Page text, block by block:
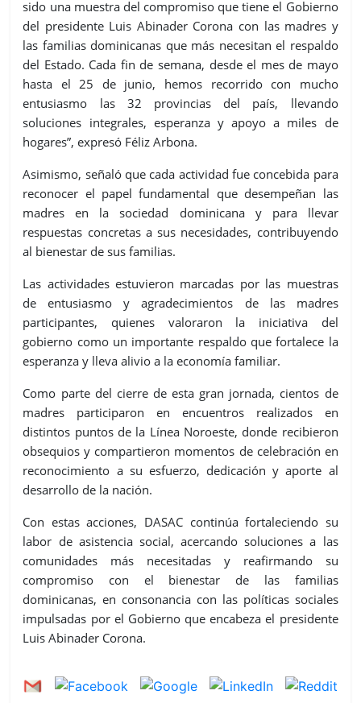
sido una muestra del compromiso que tiene el Gobierno
del presidente Luis Abinader Corona con las madres y
las familias dominicanas que más necesitan el respaldo
del Estado. Cada fin de semana, desde el mes de mayo
hasta el 25 de junio, hemos recorrido con mucho
entusiasmo las 32 provincias del país, llevando
soluciones integrales, esperanza y apoyo a miles de
hogares”, expresó Féliz Arbona.
Asimismo, señaló que cada actividad fue concebida para
reconocer el papel fundamental que desempeñan las
madres en la sociedad dominicana y para llevar
respuestas concretas a sus necesidades, contribuyendo
al bienestar de sus familias.
Las actividades estuvieron marcadas por las muestras
de entusiasmo y agradecimientos de las madres
participantes, quienes valoraron la iniciativa del
gobierno como un importante respaldo que fortalece la
esperanza y lleva alivio a la economía familiar.
Como parte del cierre de esta gran jornada, cientos de
madres participaron en encuentros realizados en
distintos puntos de la Línea Noroeste, donde recibieron
obsequios y compartieron momentos de celebración en
reconocimiento a su esfuerzo, dedicación y aporte al
desarrollo de la nación.
Con estas acciones, DASAC continúa fortaleciendo su
labor de asistencia social, acercando soluciones a las
comunidades más necesitadas y reafirmando su
compromiso con el bienestar de las familias
dominicanas, en consonancia con las políticas sociales
impulsadas por el Gobierno que encabeza el presidente
Luis Abinader Corona.